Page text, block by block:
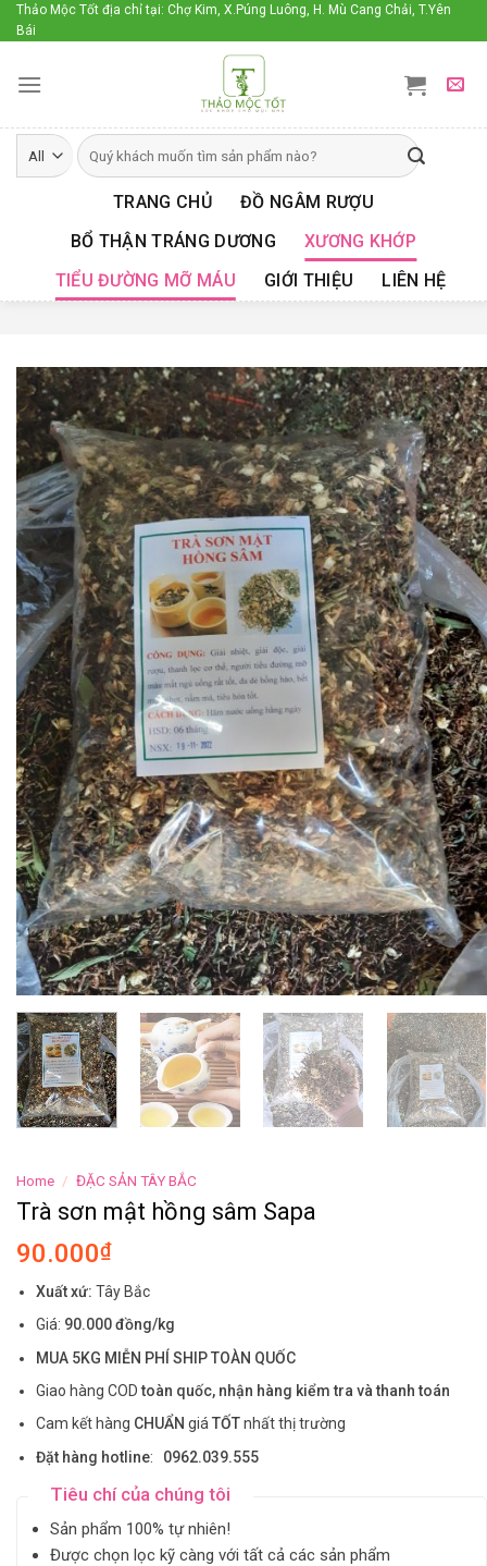
Skip
to
Thảo Mộc Tốt địa chỉ tại: Chợ Kim, X.Púng Luông, H. Mù Cang Chải, T.Yên
Bái
TRANG CHỦ
ĐỒ NGÂM RƯỢU
BỔ THẬN TRÁNG DƯƠNG
XƯƠNG KHỚP
TIỂU ĐƯỜNG MỠ MÁU
GIỚI THIỆU LIÊN HỆ
Home / ĐẶC SẢN TÂY BẮC
Trà sơn mật hồng sâm Sapa
90.000₫
Xuất xứ: Tây Bắc
Giá: 90.000 đồng/kg
MUA 5KG MIỄN PHÍ SHIP TOÀN QUỐC
Giao hàng CODtoàn quốc, nhận hàng kiểm tra và thanh toán
Cam kết hàng CHUẨN giáTỐTnhất thị trường
Đặt hàng hotline: 0962.039.555
Tiêu chí của chúng tôi
Sản phẩm 100% tự nhiên!
Được chọn lọc kỹ càng với tất cả các sản phẩm